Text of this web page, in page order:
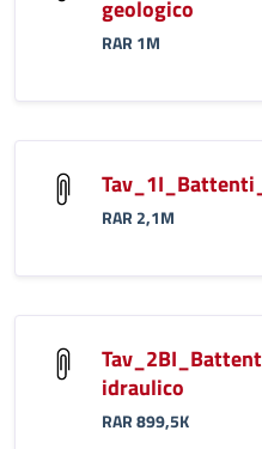
geologico
RAR 1M
RAR 2,1M
idraulico
RAR 899,5K